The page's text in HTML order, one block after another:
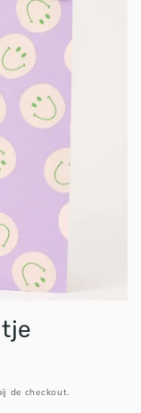
de checkout.